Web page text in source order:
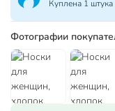
Куплена 1
Фотографии